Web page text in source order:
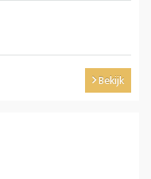
Bekijk